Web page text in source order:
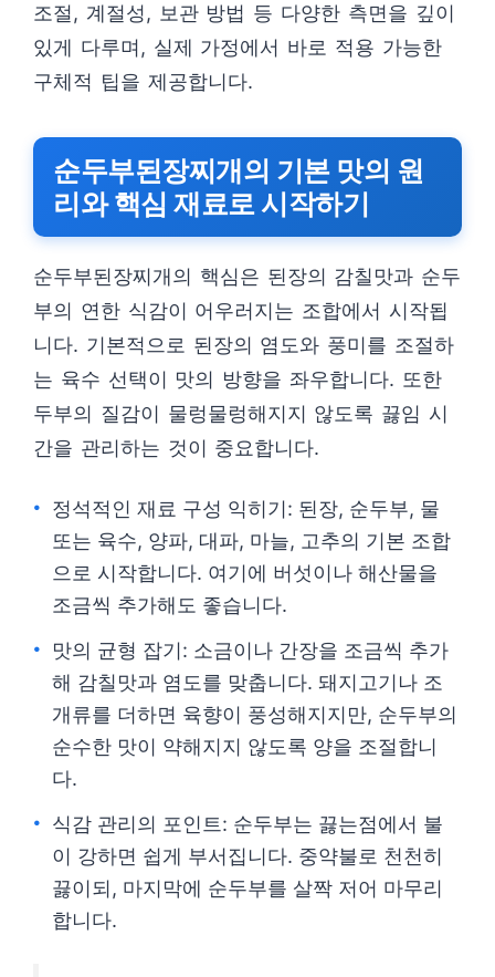
조절, 계절성, 보관 방법 등 다양한 측면을 깊이
있게 다루며, 실제 가정에서 바로 적용 가능한
구체적 팁을 제공합니다.
순두부된장찌개의 기본 맛의 원
리와 핵심 재료로 시작하기
순두부된장찌개의 핵심은 된장의 감칠맛과 순두
부의 연한 식감이 어우러지는 조합에서 시작됩
니다. 기본적으로 된장의 염도와 풍미를 조절하
는 육수 선택이 맛의 방향을 좌우합니다. 또한
두부의 질감이 물렁물렁해지지 않도록 끓임 시
간을 관리하는 것이 중요합니다.
정석적인 재료 구성 익히기: 된장, 순두부, 물
또는 육수, 양파, 대파, 마늘, 고추의 기본 조합
으로 시작합니다. 여기에 버섯이나 해산물을
조금씩 추가해도 좋습니다.
맛의 균형 잡기: 소금이나 간장을 조금씩 추가
해 감칠맛과 염도를 맞춥니다. 돼지고기나 조
개류를 더하면 육향이 풍성해지지만, 순두부의
순수한 맛이 약해지지 않도록 양을 조절합니
다.
식감 관리의 포인트: 순두부는 끓는점에서 불
이 강하면 쉽게 부서집니다. 중약불로 천천히
끓이되, 마지막에 순두부를 살짝 저어 마무리
합니다.